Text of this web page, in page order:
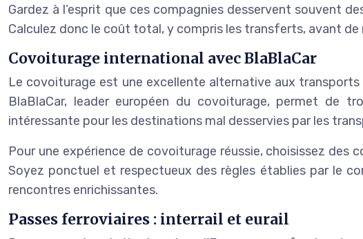
Gardez à l’esprit que ces compagnies desservent souvent
Calculez donc le coût total, y compris les transferts, avant de
Covoiturage international avec BlaBlaCar
Le covoiturage est une excellente alternative aux
BlaBlaCar, leader européen du covoiturage, permet de
intéressante pour les destinations mal desservies par les
Pour une expérience de covoiturage réussie, choisissez
Soyez ponctuel et respectueux des règles établies par le
rencontres enrichissantes.
Passes ferroviaires : interrail et eurail